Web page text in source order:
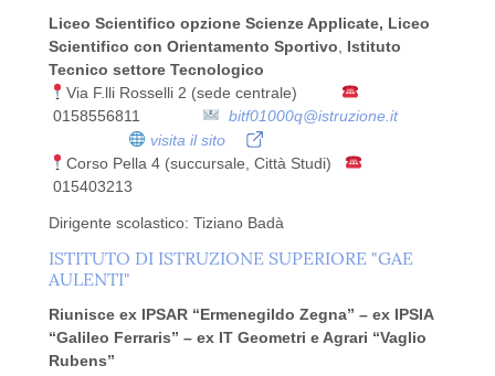
Liceo Scientifico opzione Scienze Applicate, Liceo
Scientifico con Orientamento Sportivo
Istituto
Tecnico settore Tecnologico
Via F.lli Rosselli 2 (sede centrale)
0158556811
bitf01000q@istruzione.it
visita il sito
Corso Pella 4 (succursale, Città Studi)
015403213
Dirigente scolastico: Tiziano Badà
ISTITUTO DI ISTRUZIONE SUPERIORE "GAE
AULENTI"
Riunisce ex IPSAR “Ermenegildo Zegna” – ex IPSIA
“Galileo Ferraris” – ex IT Geometri e Agrari “Vaglio
Rubens”